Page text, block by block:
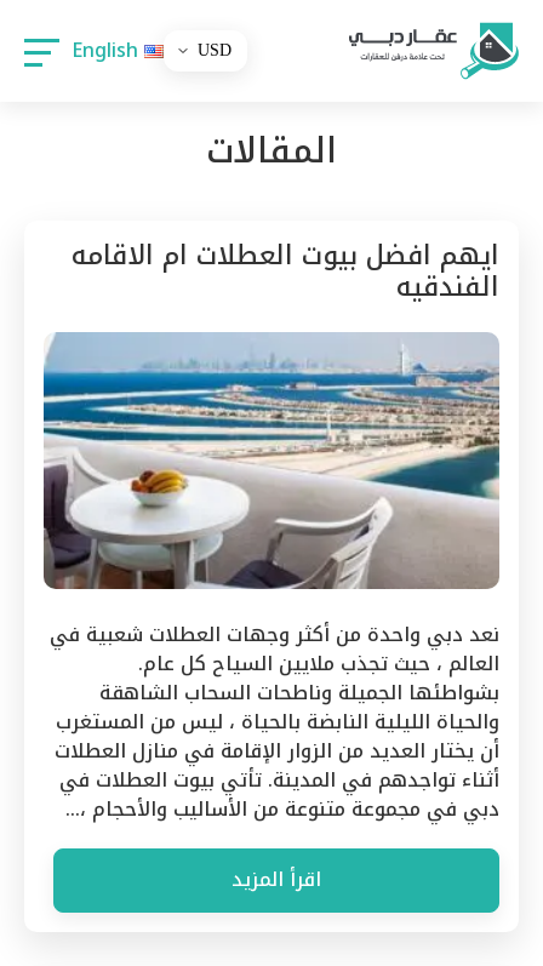
English
المقالات
ايهم افضل بيوت العطلات ام الاقامه
الفندقيه
نعد دبي واحدة من أكثر وجهات العطلات شعبية في
العالم ، حيث تجذب ملايين السياح كل عام.
بشواطئها الجميلة وناطحات السحاب الشاهقة
والحياة الليلية النابضة بالحياة ، ليس من المستغرب
أن يختار العديد من الزوار الإقامة في منازل العطلات
أثناء تواجدهم في المدينة. تأتي بيوت العطلات في
دبي في مجموعة متنوعة من الأساليب والأحجام ،…
اقرأ المزيد